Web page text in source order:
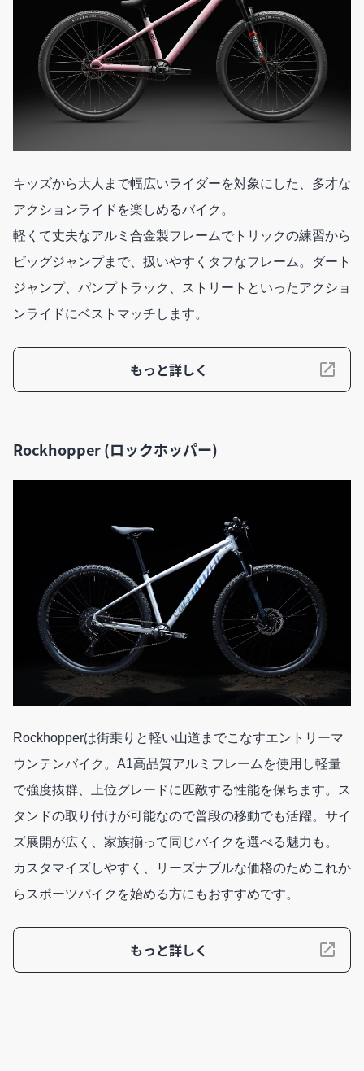
キッズから大人まで幅広いライダーを対象にした、多才な
アクションライドを楽しめるバイク。
軽くて丈夫なアルミ合金製フレームでトリックの練習から
ビッグジャンプまで、扱いやすくタフなフレーム。ダート
ジャンプ、パンプトラック、ストリートといったアクショ
ンライドにベストマッチします。
もっと詳しく
Rockhopper (ロックホッパー)
Rockhopperは街乗りと軽い山道までこなすエントリーマ
ウンテンバイク。A1高品質アルミフレームを使用し軽量
で強度抜群、上位グレードに匹敵する性能を保ちます。ス
タンドの取り付けが可能なので普段の移動でも活躍。サイ
ズ展開が広く、家族揃って同じバイクを選べる魅力も。
カスタマイズしやすく、リーズナブルな価格のためこれか
らスポーツバイクを始める方にもおすすめです。
もっと詳しく